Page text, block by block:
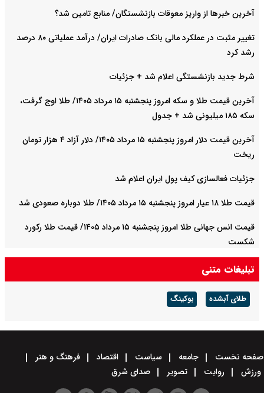
آخرین خبرها از واریز معوقات بازنشستگان/ منابع تامین شد؟
تغییر مثبت در عملکرد مالی بانک صادرات ایران/ درآمد عملیاتی ۸۰ درصد
رشد کرد
شرط جدید بازنشستگی اعلام شد + جزئیات
آخرین قیمت طلا و سکه امروز پنجشنبه ۱۵ مرداد ۱۴۰۵/ طلا اوج گرفت،
سکه ۱۸۵ میلیونی شد + جدول
آخرین قیمت دلار امروز پنجشنبه ۱۵ مرداد ۱۴۰۵/ دلار آزاد ۴ هزار تومان
ریخت
جزئیات فعالسازی کیف پول ایران اعلام شد
قیمت طلا ۱۸ عیار امروز پنجشنبه ۱۵ مرداد ۱۴۰۵/ طلا دوباره صعودی شد
قیمت انس جهانی طلا امروز پنجشنبه ۱۵ مرداد ۱۴۰۵/ قیمت طلا رکورد
شکست
تبلیغات متنی
طلای آبشده بوکینگ
صفحه نخست جامعه سیاست اقتصاد
فرهنگ و هنر
ورزش
روایت تصویر صدای شرق